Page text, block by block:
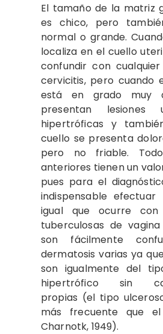
El tamaño de la matriz
es chico, pero
normal o grande.
localiza en el cuello
confundir con
cervicitis, pero cuando
está en grado muy
presentan lesiones
hipertróficas y
cuello se presenta
pero no friable.
anteriores tienen un
pues para el
indispensable
igual que ocurre con
tuberculosas de
son fácilmente
dermatosis varias ya
son igualmente del
hipertrófico sin
propias (el tipo
más frecuente que el
Charnotk, 1949).